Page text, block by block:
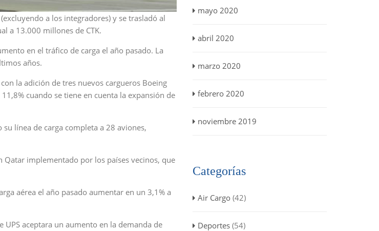
a los integradores) y se trasladó al
a 13.000 millones de CTK.
en el tráfico de carga el año pasado. La
años.
la adición de tres nuevos cargueros Boeing
cuando se tiene en cuenta la expansión de
línea de carga completa a 28 aviones,
Qatar implementado por los países vecinos, que
aérea el año pasado aumentar en un 3,1% a
aceptara un aumento en la demanda de
mayo 2020
abril 2020
marzo 2020
febrero 2020
noviembre 2019
Categorías
Air Cargo(42)
Deportes(54)